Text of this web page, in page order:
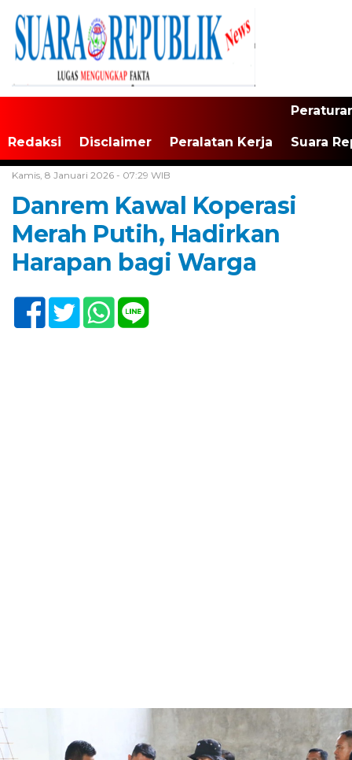
Redaksi Disclaimer Peralatan Kerja Suara
Kamis, 8 Januari 2026 - 07:29 WIB
Danrem Kawal Koperasi
Merah Putih, Hadirkan
Harapan bagi Warga